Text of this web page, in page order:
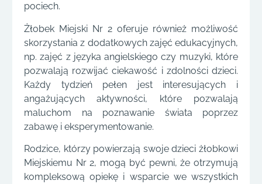
pociech.
Żłobek Miejski Nr 2 oferuje również możliwość
skorzystania z dodatkowych zajęć edukacyjnych,
np. zajęć z języka angielskiego czy muzyki, które
pozwalają rozwijać ciekawość i zdolności dzieci.
Każdy tydzień pełen jest interesujących i
angażujących aktywności, które pozwalają
maluchom na poznawanie świata poprzez
zabawę i eksperymentowanie.
Rodzice, którzy powierzają swoje dzieci żłobkowi
Miejskiemu Nr 2, mogą być pewni, że otrzymują
kompleksową opiekę i wsparcie we wszystkich